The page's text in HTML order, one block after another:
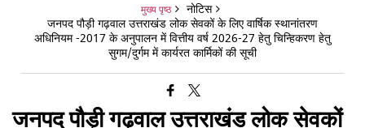
मुख्य पृष्ठ
नोटिस
जनपद पौड़ी गढ़वाल उत्तराखंड लोक सेवकों के लिए वार्षिक स्थानांतरण
अधिनियम -2017 के अनुपालन में वित्तीय वर्ष 2026-27 हेतु चिन्हिकरण हेतु
सुगम/दुर्गम में कार्यरत कार्मिकों की सूची
जनपद पौड़ी गढ़वाल उत्तराखंड लोक सेवकों